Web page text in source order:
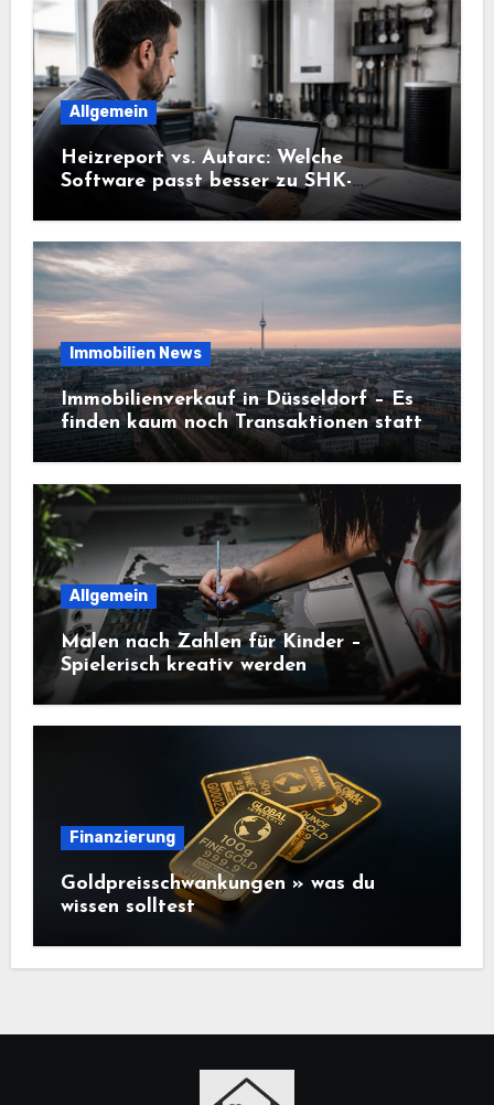
Allgemein
Heizreport vs. Autarc: Welche
Software passt besser zu SHK-
Immobilien News
Immobilienverkauf in Düsseldorf – Es
finden kaum noch Transaktionen statt
Allgemein
Malen nach Zahlen für Kinder –
Spielerisch kreativ werden
Finanzierung
Goldpreisschwankungen » was du
wissen solltest